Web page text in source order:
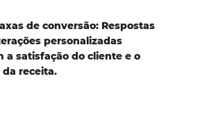
de conversão: Respostas
personalizadas
a satisfação do cliente e o
receita.